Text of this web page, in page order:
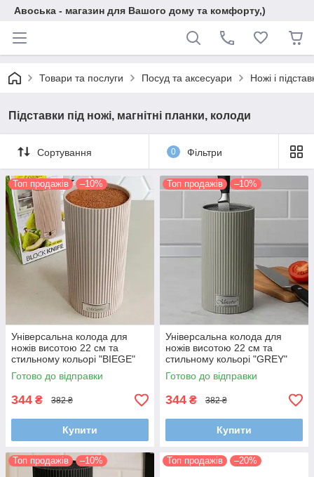
Авоська - магазин для Вашого дому та комфорту,)
Товари та послуги Посуд та аксесуари Ножі і
Підставки під ножі, магнітні планки, колоди
Сортування 0 Фільтри
Топ продажів –10%
Універсальна колода для
ножів висотою 22 см та
стильному кольорі "BIEGE"
Готово до відправки
344 ₴ 382 ₴
Купити
Топ продажів –10%
Універсальна колода для
ножів висотою 22 см та
стильному кольорі "GREY"
Готово до відправки
344 ₴ 382 ₴
Купити
Топ продажів –10% Топ продажів –20%